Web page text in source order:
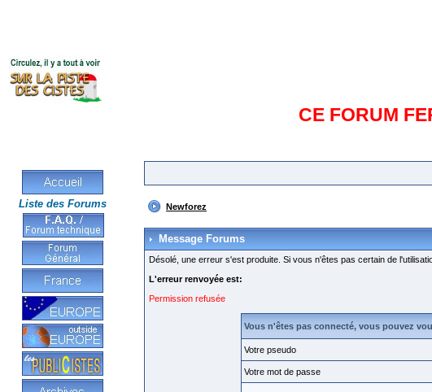
CE FORUM
Liste des Forums Newforez
Message Forums
Désolé, une erreur s'est produite. Si vous n'êtes pas certain de
L'erreur renvoyée est:
Permission refusée
Vous n'êtes pas connecté, vous pouvez
Votre pseudo
Votre mot de passe